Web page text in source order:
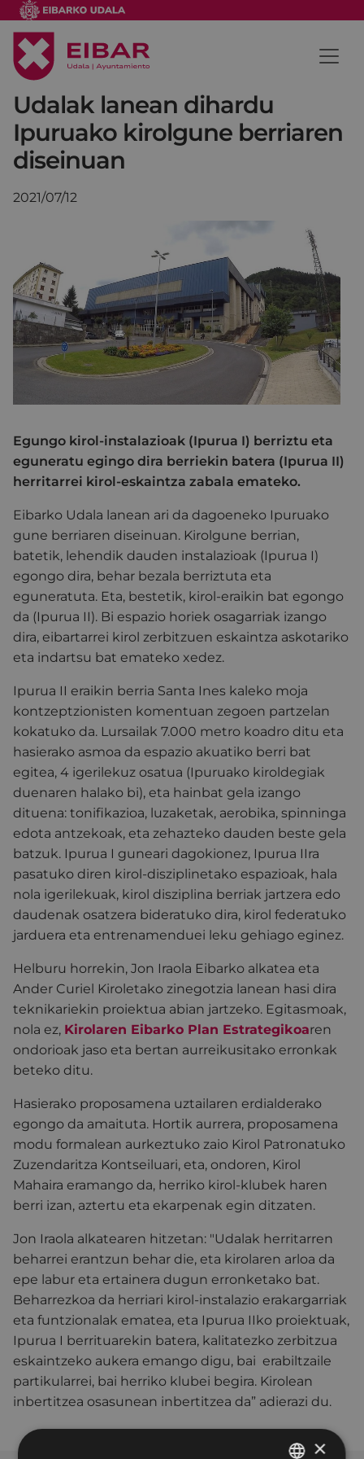
Udalak lanean dihardu
Ipuruako kirolgune berriaren
diseinuan
2021/07/12
Egungo kirol-instalazioak (Ipurua I) berriztu eta
eguneratu egingo dira berriekin batera (Ipurua II)
herritarrei kirol-eskaintza zabala emateko.
Eibarko Udala lanean ari da dagoeneko Ipuruako
gune berriaren diseinuan. Kirolgune berrian,
batetik, lehendik dauden instalazioak (Ipurua I)
egongo dira, behar bezala berriztuta eta
eguneratuta. Eta, bestetik, kirol-eraikin bat egongo
da (Ipurua II). Bi espazio horiek osagarriak izango
dira, eibartarrei kirol zerbitzuen eskaintza askotariko
eta indartsu bat emateko xedez.
Ipurua II eraikin berria Santa Ines kaleko moja
kontzeptzionisten komentuan zegoen partzelan
kokatuko da. Lursailak 7.000 metro koadro ditu eta
hasierako asmoa da espazio akuatiko berri bat
egitea, 4 igerilekuz osatua (Ipuruako kiroldegiak
duenaren halako bi), eta hainbat gela izango
dituena: tonifikazioa, luzaketak, aerobika, spinninga
edota antzekoak, eta zehazteko dauden beste gela
batzuk. Ipurua I guneari dagokionez, Ipurua IIra
pasatuko diren kirol-disziplinetako espazioak, hala
nola igerilekuak, kirol disziplina berriak jartzera edo
daudenak osatzera bideratuko dira, kirol federatuko
jarduera eta entrenamenduei leku gehiago eginez.
Helburu horrekin, Jon Iraola Eibarko alkatea eta
Ander Curiel Kiroletako zinegotzia lanean hasi dira
teknikariekin proiektua abian jartzeko. Egitasmoak,
nola ez, Kirolaren Eibarko Plan Estrategikoaren
ondorioak jaso eta bertan aurreikusitako erronkak
beteko ditu.
Hasierako proposamena uztailaren erdialderako
egongo da amaituta. Hortik aurrera, proposamena
modu formalean aurkeztuko zaio Kirol Patronatuko
Zuzendaritza Kontseiluari, eta, ondoren, Kirol
Mahaira eramango da, herriko kirol-klubek haren
berri izan, aztertu eta ekarpenak egin ditzaten.
Jon Iraola alkatearen hitzetan: "Udalak herritarren
beharrei erantzun behar die, eta kirolaren arloa da
epe labur eta ertainera dugun erronketako bat.
Beharrezkoa da herriari kirol-instalazio erakargarriak
eta funtzionalak ematea, eta Ipurua IIko proiektuak,
Ipurua I berrituarekin batera, kalitatezko zerbitzua
eskaintzeko aukera emango digu, bai erabiltzaile
partikularrei, bai herriko klubei begira. Kirolean
inbertitzea osasunean inbertitzea da” adierazi du.
×